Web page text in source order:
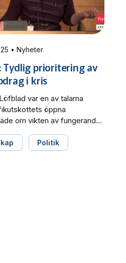
13 mars 2025 • Nyheter
Tydlig prioritering av
i kris
var en av talarna
öppna
om vikten av fungerande
frågan om hur RKM ska
uppdrag vid en
Politik